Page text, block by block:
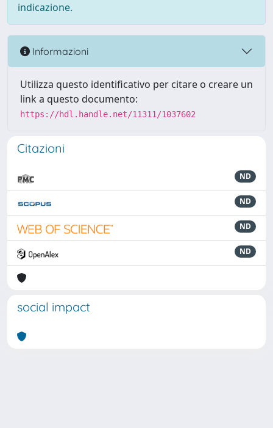
indicazione.
Informazioni
Utilizza questo identificativo per citare o creare un
link a questo documento:
https://hdl.handle.net/11311/1037602
Citazioni
ND
ND
ND
ND
social impact